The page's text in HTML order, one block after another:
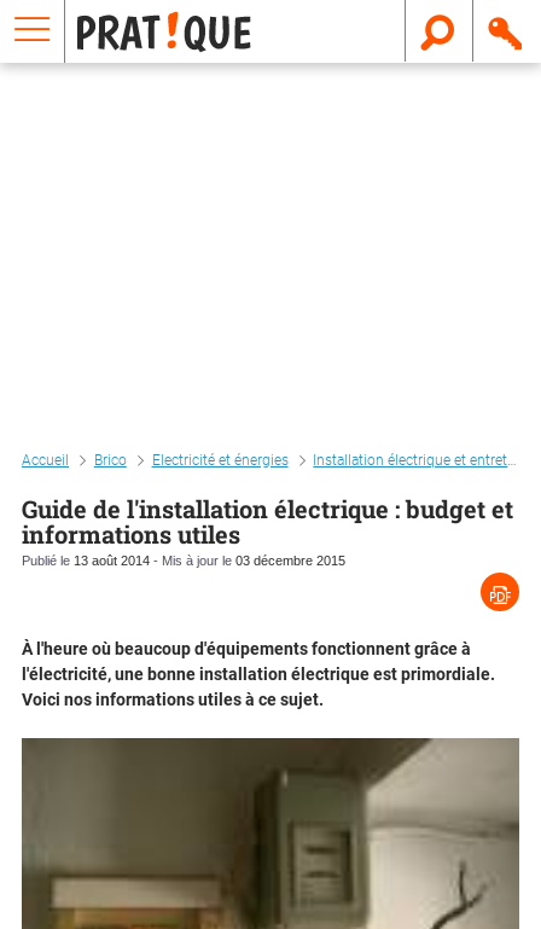
Accueil Brico Electricité et énergies Installation électrique et entretien
Guide de l'installation électrique : budget et
informations utiles
Publié le 13 août 2014 - Mis à jour le 03 décembre 2015
À l'heure où beaucoup d'équipements fonctionnent grâce à
l'électricité, une bonne installation électrique est primordiale.
Voici nos informations utiles à ce sujet.
E
m
a